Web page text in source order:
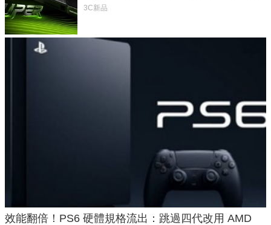
功耗、上市時間
3C新品
效能翻倍！PS6 硬體規格流出：跳過四代改用 AMD